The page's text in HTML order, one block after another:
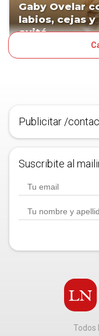
Gaby Ovelar
labios, cejas
evitó
Publicitar /
Suscribite al
Todos